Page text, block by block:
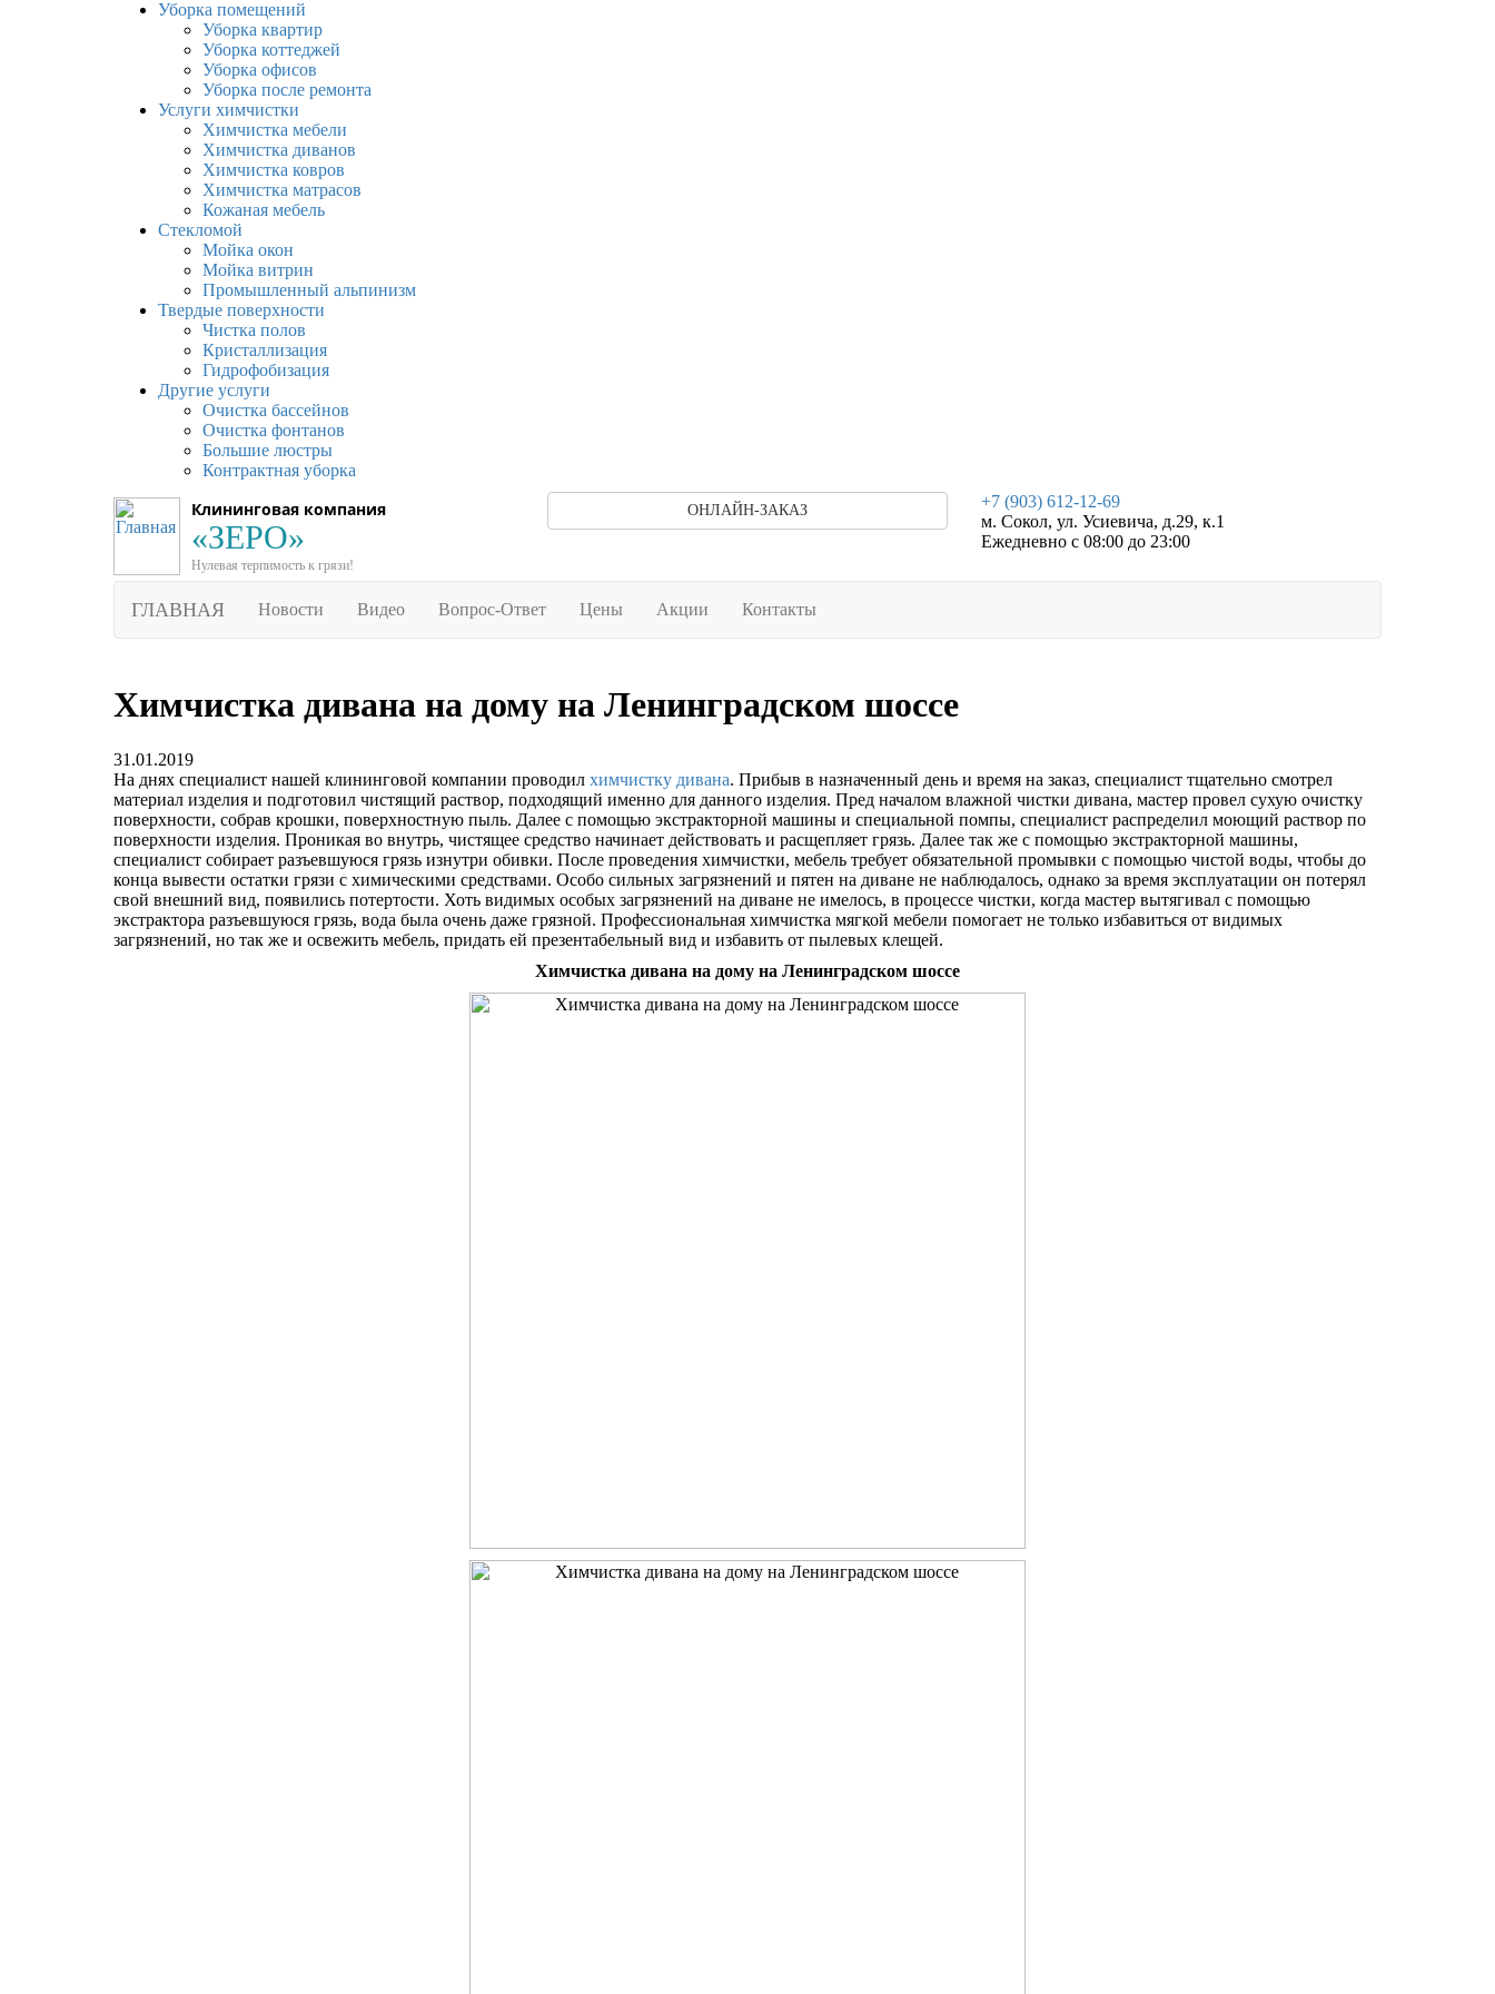
Уборка помещений
Уборка квартир
Уборка коттеджей
Уборка офисов
Уборка после ремонта
Услуги химчистки
Химчистка мебели
Химчистка диванов
Химчистка ковров
Химчистка матрасов
Кожаная мебель
Стекломой
Мойка окон
Мойка витрин
Промышленный альпинизм
Твердые поверхности
Чистка полов
Кристаллизация
Гидрофобизация
Другие услуги
Очистка бассейнов
Очистка фонтанов
Большие люстры
Контрактная уборка
Клининговая компания
«ЗЕРО»
Нулевая терпимость к грязи!
ОНЛАЙН-ЗАКАЗ
+7 (903) 612-12-69
м. Сокол, ул. Усиевича, д.29, к.1
Ежедневно с 08:00 до 23:00
ГЛАВНАЯ Новости Видео Вопрос-Ответ Цены Акции Контакты
Химчистка дивана на дому на Ленинградском шоссе
31.01.2019
На днях специалист нашей клининговой компании проводил химчистку дивана. Прибыв в назначенный день и время на заказ, специалист тщательно смотрел
материал изделия и подготовил чистящий раствор, подходящий именно для данного изделия. Пред началом влажной чистки дивана, мастер провел сухую очистку
поверхности, собрав крошки, поверхностную пыль. Далее с помощью экстракторной машины и специальной помпы, специалист распределил моющий раствор по
поверхности изделия. Проникая во внутрь, чистящее средство начинает действовать и расщепляет грязь. Далее так же с помощью экстракторной машины,
специалист собирает разъевшуюся грязь изнутри обивки. После проведения химчистки, мебель требует обязательной промывки с помощью чистой воды, чтобы до
конца вывести остатки грязи с химическими средствами. Особо сильных загрязнений и пятен на диване не наблюдалось, однако за время эксплуатации он потерял
свой внешний вид, появились потертости. Хоть видимых особых загрязнений на диване не имелось, в процессе чистки, когда мастер вытягивал с помощью
экстрактора разъевшуюся грязь, вода была очень даже грязной. Профессиональная химчистка мягкой мебели помогает не только избавиться от видимых
загрязнений, но так же и освежить мебель, придать ей презентабельный вид и избавить от пылевых клещей.
Химчистка дивана на дому на Ленинградском шоссе